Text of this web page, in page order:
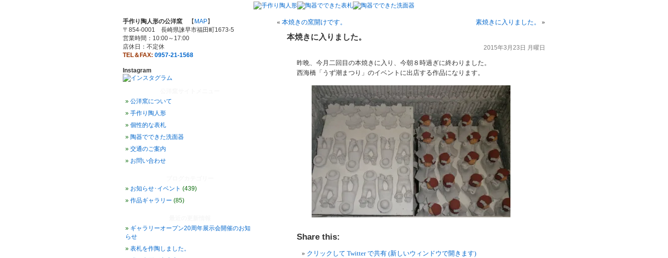
手作り陶人形の公洋窯 【 MAP】
〒854-0001 長崎県諫早市福田町1673-5
営業時間：10:00～17:00
店休日：不定休
TEL＆FAX: 0957-21-1568
Instagram
公洋窯について
手作り陶人形
個性的な表札
陶器でできた洗面器
交通のご案内
お問い合わせ
お知らせ･イベント (439)
作品ギャラリー (85)
ギャラリーオープン20周年展示会開催のお知
らせ
表札を作陶しました。
« 本焼きの窯開けです。 素焼きに入りました。 »
本焼きに入りました。
2015年3月23日 月曜日
昨晩、今月二回目の本焼きに入り、今朝８時過ぎに終わりました。
西海橋「うず潮まつり」のイベントに出店する作品になります。
Share this:
クリックして Twitter で共有 (新しいウィンドウで開きます)